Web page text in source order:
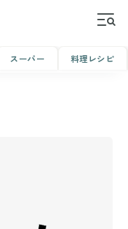
スーパー 料理レシピ